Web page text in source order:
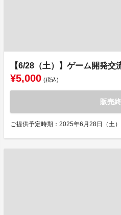
【6/28（土）】ゲーム開発交
¥5,000 (税込)
販売
ご提供予定時期：2025年6月28日（土）